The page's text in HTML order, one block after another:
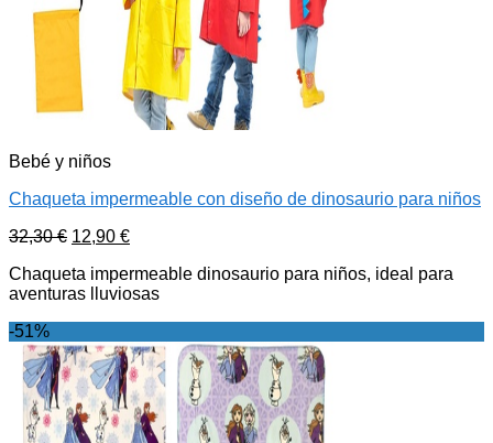
Bebé y niños
Chaqueta impermeable con diseño de dinosaurio para niños
32,30€ 12,90 €
Chaqueta impermeable dinosaurio para niños, ideal para
aventuras lluviosas
-51%